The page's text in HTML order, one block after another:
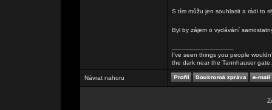
S tím můžu jen souhlasit a rádi to
Byl by zájem o vydávání
I've seen things you people
the dark near the Tannhauser
Návrat nahoru